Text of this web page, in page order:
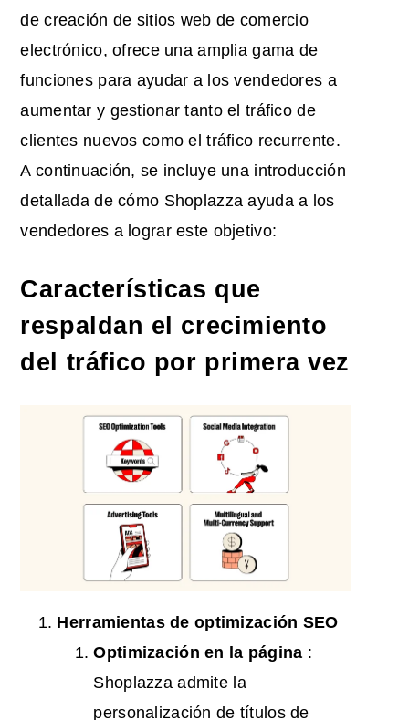
de creación de sitios web de comercio
electrónico, ofrece una amplia gama de
funciones para ayudar a los vendedores a
aumentar y gestionar tanto el tráfico de
clientes nuevos como el tráfico recurrente.
A continuación, se incluye una introducción
detallada de cómo Shoplazza ayuda a los
vendedores a lograr este objetivo:
Características que
respaldan el crecimiento
del tráfico por primera vez
Herramientas de optimización SEO
Optimización en la página :
Shoplazza admite la
personalización de títulos de